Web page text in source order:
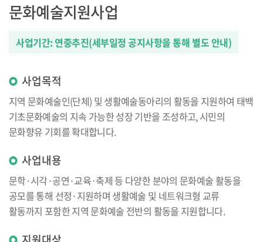
문화예술지원사업
사업기간: 연중추진(세부일정 공지사항을 통해 별도 안내)
사업목적
지역 문화예술인(단체) 및 생활예술동아리의 활동을 지원하여 태백
기초문화예술의 지속 가능한 성장 기반을 조성하고, 시민의
문화향유 기회를 확대합니다.
사업내용
문학·시각·공연·교육·축제 등 다양한 분야의 문화예술 활동을
공모를 통해 선정·지원하며 생활예술 및 네트워크형 교류
활동까지 포함한 지역 문화예술 전반의 활동을 지원합니다.